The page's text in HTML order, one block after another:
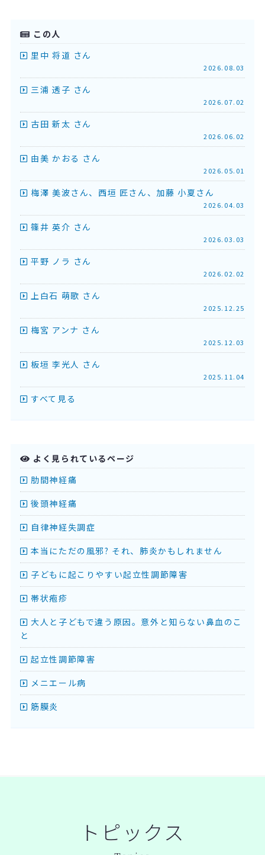
この人
里中 将道 さん
2026.08.03
三浦 透子 さん
2026.07.02
古田 新太 さん
2026.06.02
由美 かおる さん
2026.05.01
梅澤 美波さん、西垣 匠さん、加藤 小夏さん
2026.04.03
篠井 英介 さん
2026.03.03
平野 ノラ さん
2026.02.02
上白石 萌歌 さん
2025.12.25
梅宮 アンナ さん
2025.12.03
板垣 李光人 さん
2025.11.04
すべて見る
よく見られているページ
肋間神経痛
後頭神経痛
自律神経失調症
本当にただの風邪? それ、肺炎かもしれません
子どもに起こりやすい起立性調節障害
帯状疱疹
大人と子どもで違う原因。意外と知らない鼻血のこ
と
起立性調節障害
メニエール病
筋膜炎
トピックス